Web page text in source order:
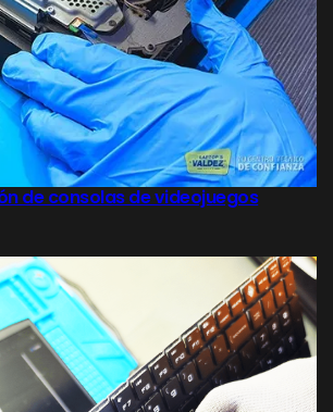
de consolas de videojuegos